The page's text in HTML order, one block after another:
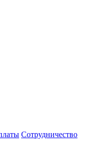
Сотрудничество